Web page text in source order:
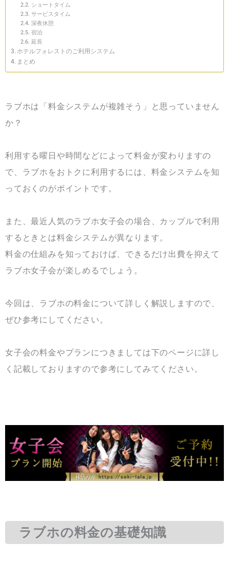
ショートタイム
サービスタイム
深夜休憩
宿泊
延長
ホテルフォレストのご利用システム
まとめ
ラブホは「料金システムが複雑そう」と思っていません
か？
利用する曜日や時間などによって料金が変わりますの
で、ラブホをおトクに利用するには、料金システムを知
っておくのがポイントです。
また、最近人気のラブホ女子会の場合、カップルで利用
するときとは料金システムが異なります。
料金の仕組みを知っておけば、できるだけ出費を抑えて
ラブホ女子会が楽しめるでしょう。
今回は、ラブホの料金について詳しく解説しますので、
ぜひ参考にしてください。
女子会の料金やプランにつきましては下のページに詳し
く記載しておりますので参考にしてみてください。
ラブホの料金の基礎知識